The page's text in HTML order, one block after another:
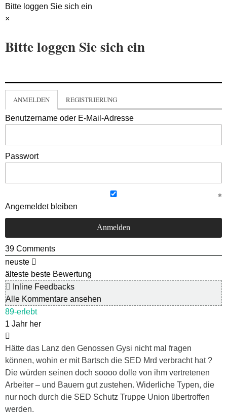
Bitte loggen Sie sich ein
×
Bitte loggen Sie sich ein
ANMELDEN REGISTRIERUNG
Benutzername oder E-Mail-Adresse
Passwort
Angemeldet bleiben
39 Comments
neuste
älteste beste Bewertung
Inline Feedbacks
Alle Kommentare ansehen
89-erlebt
1 Jahr her
Hätte das Lanz den Genossen Gysi nicht mal fragen
können, wohin er mit Bartsch die SED Mrd verbracht hat ?
Die würden seinen doch soooo dolle von ihm vertretenen
Arbeiter – und Bauern gut zustehen. Widerliche Typen, die
nur noch durch die SED Schutz Truppe Union übertroffen
werden.